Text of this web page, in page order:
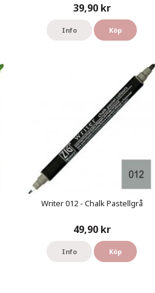
39,90 kr
Info Köp
Writer 012 - Chalk Pastellgrå
49,90 kr
Info Köp